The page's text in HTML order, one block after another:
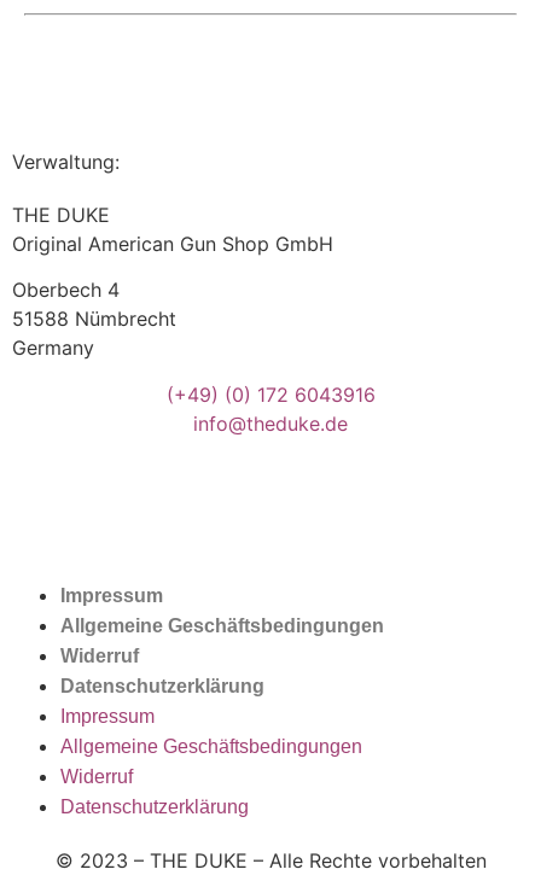
Verwaltung:
THE DUKE
Original American Gun Shop GmbH
Oberbech 4
51588 Nümbrecht
Germany
(+49) (0) 172 6043916
info@theduke.de
Impressum
Allgemeine Geschäftsbedingungen
Widerruf
Datenschutzerklärung
Impressum
Allgemeine Geschäftsbedingungen
Widerruf
Datenschutzerklärung
© 2023 – THE DUKE – Alle Rechte vorbehalten